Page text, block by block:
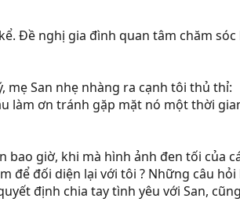
Đề nghị gia đình quan tâm chăm sóc
mẹ San nhẹ nhàng ra cạnh tôi thủ thỉ:
làm ơn tránh gặp mặt nó một thời
bao giờ, khi mà hình ảnh đen tối của
để đối diện lại với tôi ? Những câu hỏi
định chia tay tình yêu với San,